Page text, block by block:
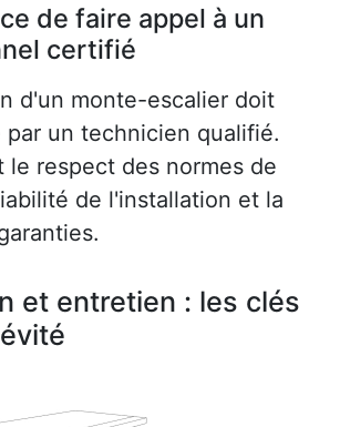
de faire appel à un
certifié
d'un monte-escalier doit
par un technicien qualifié.
le respect des normes de
de l'installation et la
et entretien : les clés